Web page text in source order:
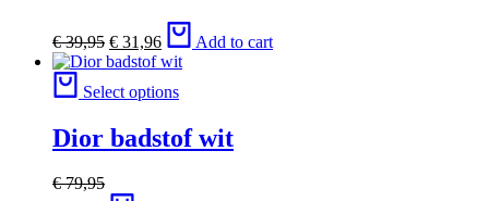
€39,95 € 31,96 Add to cart
Select options
Dior badstof wit
€79,95